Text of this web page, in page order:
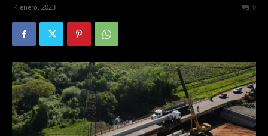
4 enero, 2023 0